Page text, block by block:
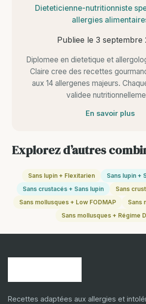
Dieteticienne-nutritionniste
allergies
Publiee le 3 septembre
Diplomee en dietetique et
Claire cree des recettes
aux 14 allergenes majeurs.
validee
En savoir plus
Explorez d’autres
Sans lupin + Flexitarien
Sans lupin +
Sans crustacés + Sans lupin
Sans
Sans mollusques + Low FODMAP
Sans
Sans mollusques + Régime
Recettes adaptées aux allergies et